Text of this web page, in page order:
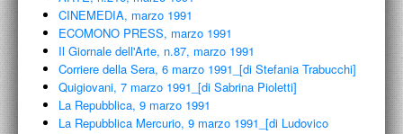
CINEMEDIA, marzo 1991
ECOMONO PRESS, marzo 1991
Il Giornale dell'Arte, n.87, marzo 1991
Corriere della Sera, 6 marzo 1991_[di Stefania Trabucchi]
Quigiovani, 7 marzo 1991_[di Sabrina Pioletti]
La Repubblica, 9 marzo 1991
La Repubblica Mercurio, 9 marzo 1991_[di Ludovico